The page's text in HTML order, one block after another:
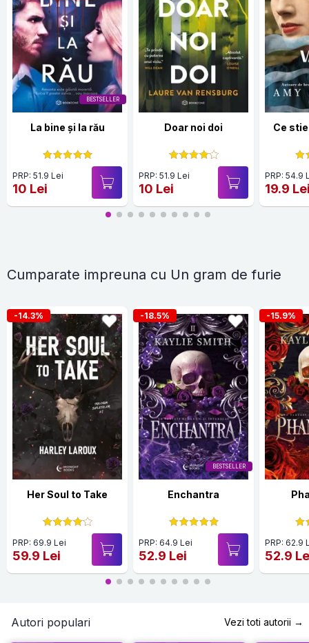
BESTSELLER
La bine și la rău
PRP: 51.9 Lei
10 Lei
Doar noi doi
PRP: 51.9 Lei
10 Lei
Ce
PRP: 54.9
19.9
Cumparate impreuna cu Un gram de furie
-14.3%
Her Soul to Take
PRP: 69.9 Lei
59.9 Lei
BESTSELLER
-18.5%
Enchantra
PRP: 64.9 Lei
52.9 Lei
-15.9%
PRP: 62.9
52.9
Autori populari Vezi toti autorii →